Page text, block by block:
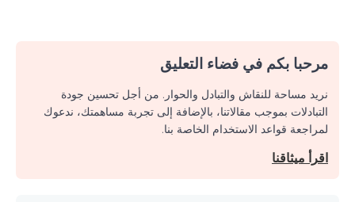
مرحبا بكم في فضاء التعليق
نريد مساحة للنقاش والتبادل والحوار. من أجل تحسين جودة
التبادلات بموجب مقالاتنا، بالإضافة إلى تجربة مساهمتك، ندعوك
لمراجعة قواعد الاستخدام الخاصة بنا.
اقرأ ميثاقنا